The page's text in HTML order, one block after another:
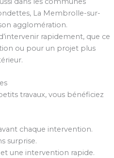
La Membrolle-sur-
agglomération.
rapidement, que ce
ou pour un projet plus
travaux, vous bénéficiez
chaque intervention.
surprise.
et une intervention rapide.